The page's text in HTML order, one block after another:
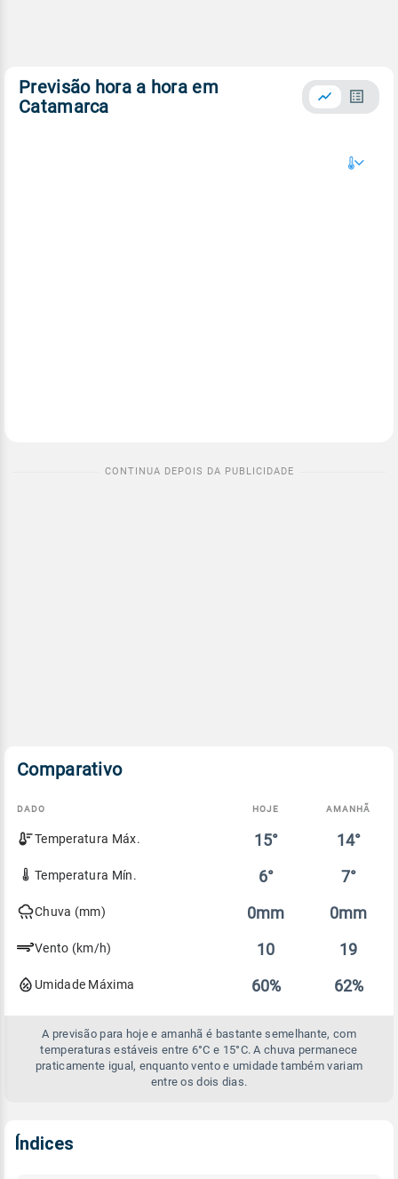
Previsão hora a hora em
Catamarca
Comparativo
Comparativo
entre
previsão
hoje
DADO HOJE AMANHÃ
Temperatura Máx. 15° 14°
Temperatura Mín. 6° 7°
Chuva (mm) 0mm 0mm
Vento (km/h) 10 19
Umidade Máxima 60% 62%
A previsão para hoje e amanhã é bastante semelhante, com
temperaturas estáveis entre 6°C e 15°C. A chuva permanece
praticamente igual, enquanto vento e umidade também variam
entre os dois dias.
Índices